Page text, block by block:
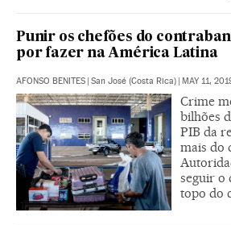
Punir os chefões do
por fazer na América Latina
AFONSO BENITES San José (Costa Rica) MAY 11,
Crime
bilhões
PIB da
mais do
seguir o
topo do